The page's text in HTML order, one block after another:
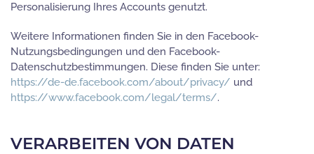
Personalisierung Ihres Accounts genutzt.
Weitere Informationen finden Sie in den Facebook-
Nutzungsbedingungen und den Facebook-
Datenschutzbestimmungen. Diese finden Sie unter:
https://de-de.facebook.com/about/privacy/ und
https://www.facebook.com/legal/terms/.
VERARBEITEN VON DATEN